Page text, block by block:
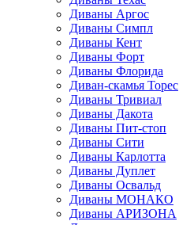
Диваны Аргос
Диваны Симпл
Диваны Кент
Диваны Форт
Диваны Флорида
Диван-скамья Торес
Диваны Тривиал
Диваны Дакота
Диваны Пит-стоп
Диваны Сити
Диваны Карлотта
Диваны Дуплет
Диваны Освальд
Диваны МОНАКО
Диваны АРИЗОНА